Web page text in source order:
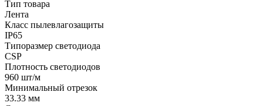
Тип товара
Лента
Класс пылевлагозащиты
IP65
Типоразмер светодиода
CSP
Плотность светодиодов
960 шт/м
Минимальный отрезок
33.33 мм